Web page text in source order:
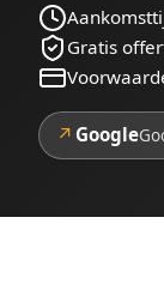
Gratis
↗ Google